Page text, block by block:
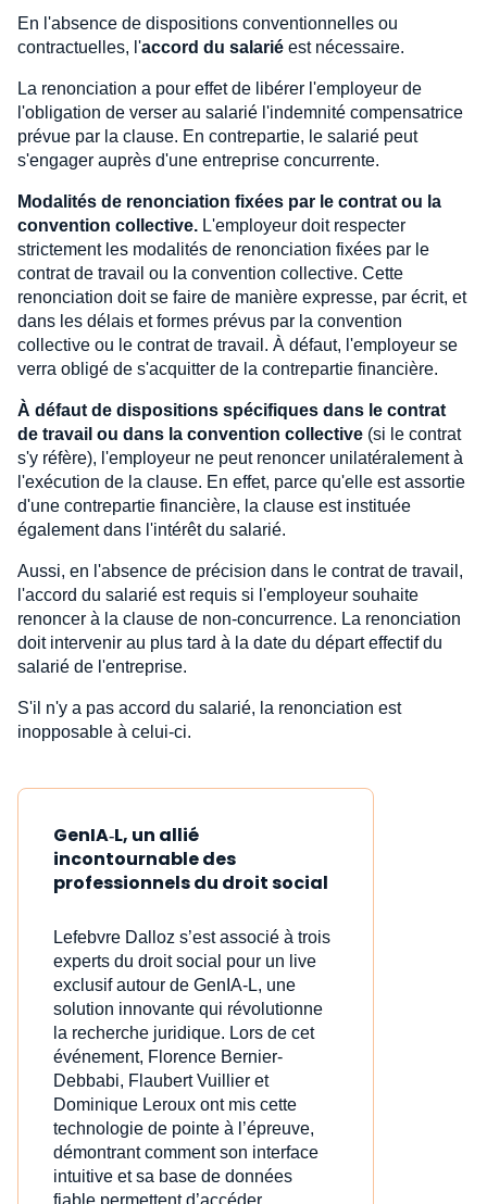
En l'absence de dispositions conventionnelles ou
contractuelles, l'accord du salarié est nécessaire.
La renonciation a pour effet de libérer l'employeur de
l'obligation de verser au salarié l'indemnité compensatrice
prévue par la clause. En contrepartie, le salarié peut
s'engager auprès d'une entreprise concurrente.
Modalités de renonciation fixées par le contrat ou la
convention collective. L'employeur doit respecter
strictement les modalités de renonciation fixées par le
contrat de travail ou la convention collective. Cette
renonciation doit se faire de manière expresse, par écrit, et
dans les délais et formes prévus par la convention
collective ou le contrat de travail. À défaut, l'employeur se
verra obligé de s'acquitter de la contrepartie financière.
À défaut de dispositions spécifiques dans le contrat
de travail ou dans la convention collective (si le contrat
s'y réfère), l'employeur ne peut renoncer unilatéralement à
l'exécution de la clause. En effet, parce qu'elle est assortie
d'une contrepartie financière, la clause est instituée
également dans l'intérêt du salarié.
Aussi, en l'absence de précision dans le contrat de travail,
l'accord du salarié est requis si l'employeur souhaite
renoncer à la clause de non-concurrence. La renonciation
doit intervenir au plus tard à la date du départ effectif du
salarié de l'entreprise.
S'il n'y a pas accord du salarié, la renonciation est
inopposable à celui-ci.
GenIA‑L, un allié
incontournable des
professionnels du droit social
Lefebvre Dalloz s’est associé à trois
experts du droit social pour un live
exclusif autour de GenIA‑L, une
solution innovante qui révolutionne
la recherche juridique. Lors de cet
événement, Florence Bernier-
Debbabi, Flaubert Vuillier et
Dominique Leroux ont mis cette
technologie de pointe à l’épreuve,
démontrant comment son interface
intuitive et sa base de données
fiable permettent d’accéder